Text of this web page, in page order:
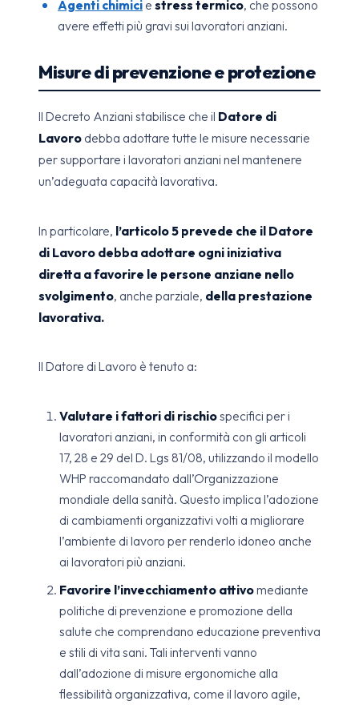
Agenti chimici e stress termico, che possono
avere effetti più gravi sui lavoratori anziani.
Misure di prevenzione e protezione
Il Decreto Anziani stabilisce che il Datore di
Lavoro debba adottare tutte le misure necessarie
per supportare i lavoratori anziani nel mantenere
un’adeguata capacità lavorativa.
In particolare, l’articolo 5 prevede che il Datore
di Lavoro debba adottare ogni iniziativa
diretta a favorire le persone anziane nello
svolgimento, anche parziale, della prestazione
lavorativa.
Il Datore di Lavoro è tenuto a:
Valutare i fattori di rischiospecifici per i
lavoratori anziani, in conformità con gli articoli
17, 28 e 29 del D. Lgs 81/08, utilizzando il modello
WHP raccomandato dall’Organizzazione
mondiale della sanità. Questo implica l’adozione
di cambiamenti organizzativi volti a migliorare
l’ambiente di lavoro per renderlo idoneo anche
ai lavoratori più anziani.
Favorire l’invecchiamento attivomediante
politiche di prevenzione e promozione della
salute che comprendano educazione preventiva
e stili di vita sani. Tali interventi vanno
dall’adozione di misure ergonomiche alla
flessibilità organizzativa, come il lavoro agile,